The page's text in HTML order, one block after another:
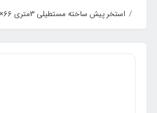
استخر پیش ساخته مستطیلی 3متری 66×۲۰۱×۳۰۰ مدل bestway 56411